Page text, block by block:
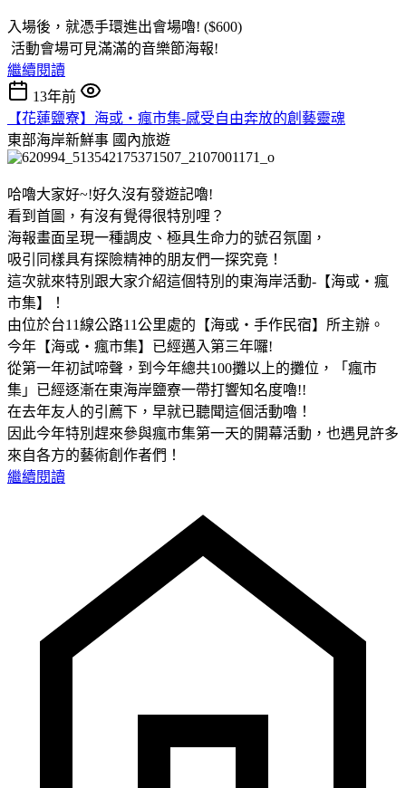
入場後，就憑手環進出會場嚕! ($600)
活動會場可見滿滿的音樂節海報!
繼續閱讀
13年前
【花蓮鹽寮】海或‧瘋市集-感受自由奔放的創藝靈魂
東部海岸新鮮事 國內旅遊
哈嚕大家好~!好久沒有發遊記嚕!
看到首圖，有沒有覺得很特別哩？
海報畫面呈現一種調皮、極具生命力的號召氛圍，
吸引同樣具有探險精神的朋友們一探究竟！
這次就來特別跟大家介紹這個特別的東海岸活動-【海或‧瘋
市集】！
由位於台11線公路11公里處的【海或‧手作民宿】所主辦。
今年【海或‧瘋市集】已經邁入第三年囉!
從第一年初試啼聲，到今年總共100攤以上的攤位，「瘋市
集」已經逐漸在東海岸鹽寮一帶打響知名度嚕!!
在去年友人的引薦下，早就已聽聞這個活動嚕！
因此今年特別趕來參與瘋市集第一天的開幕活動，也遇見許多
來自各方的藝術創作者們！
繼續閱讀